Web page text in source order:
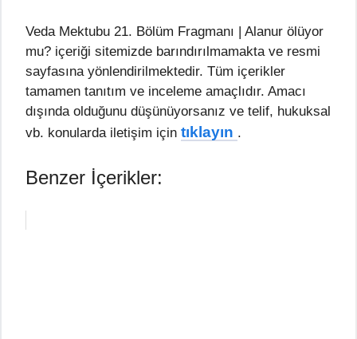
Veda Mektubu 21. Bölüm Fragmanı | Alanur ölüyor
mu? içeriği sitemizde barındırılmamakta ve resmi
sayfasına yönlendirilmektedir. Tüm içerikler
tamamen tanıtım ve inceleme amaçlıdır. Amacı
dışında olduğunu düşünüyorsanız ve telif, hukuksal
vb. konularda iletişim için tıklayın .
Benzer İçerikler: